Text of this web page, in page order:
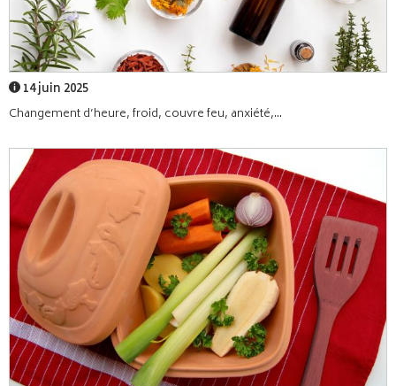
14 juin 2025
Changement d’heure, froid, couvre feu, anxiété,...